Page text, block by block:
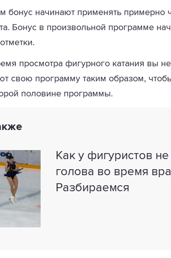
бонус начинают применять примерно
Бонус в произвольной программе
просмотра фигурного катания вы
свою программу таким образом,
половине программы.
Как у фигуристов
голова во время
Разбираемся